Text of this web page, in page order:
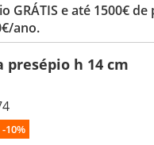
GRÁTIS e até 1500€
ano.
presépio h 14 cm
-10%